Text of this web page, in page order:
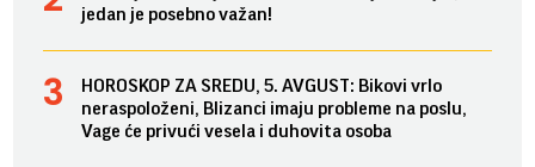
jedan je posebno važan!
HOROSKOP ZA SREDU, 5. AVGUST: Bikovi vrlo
neraspoloženi, Blizanci imaju probleme na poslu,
Vage će privući vesela i duhovita osoba